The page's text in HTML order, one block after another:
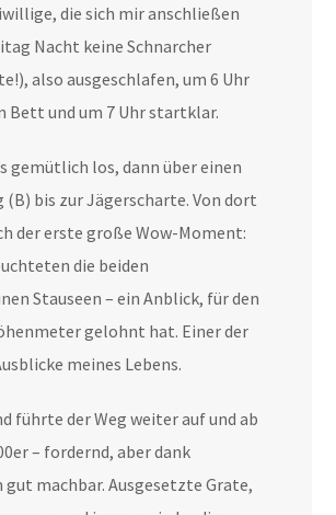
die sich mir anschließen
Nacht keine Schnarcher
also ausgeschlafen, um 6 Uhr
Bett und um 7 Uhr startklar.
gemütlich los, dann über einen
bis zur Jägerscharte. Von dort
der erste große Wow-Moment:
die beiden
Stauseen – ein Anblick, für den
gelohnt hat. Einer der
meines Lebens.
führte der Weg weiter auf und ab
– fordernd, aber dank
gut machbar. Ausgesetzte Grate,